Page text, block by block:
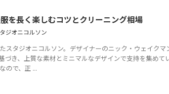
を長く楽しむコツとクリーニング相場
ジオニコルソン
スタジオニコルソン。デザイナーのニック・ウェイクマ
づき、上質な素材とミニマルなデザインで支持を集めて
ので、正 ...